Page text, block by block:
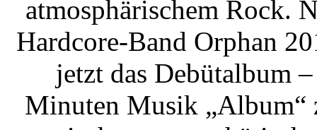
atmosphärischem Rock.
Hardcore-Band Orphan
jetzt das Debütalbum
Minuten Musik „Album“